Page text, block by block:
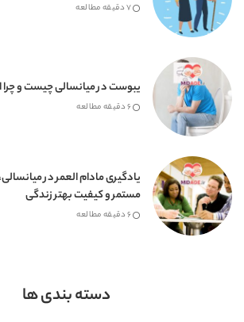
7 دقیقه مطالعه
یبوست در میانسالی چیست و
6 دقیقه مطالعه
یادگیری مادام العمر در
مستمر و کیفیت بهتر زندگی
6 دقیقه مطالعه
دسته بندی ها